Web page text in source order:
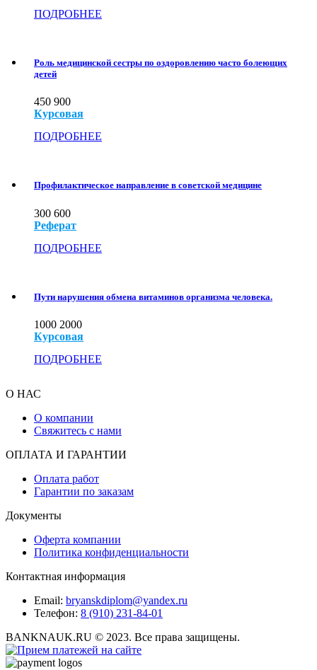
ПОДРОБНЕЕ
Роль медицинской сестры по оздоровлению часто болеющих
детей
450 900
Курсовая
ПОДРОБНЕЕ
Профилактическое направление в советской медицине
300 600
Реферат
ПОДРОБНЕЕ
Пути нарушения обмена витаминов организма человека.
1000 2000
Курсовая
ПОДРОБНЕЕ
О НАС
О компании
Свяжитесь с нами
ОПЛАТА И ГАРАНТИИ
Оплата работ
Гарантии по заказам
Документы
Оферта компании
Политика конфиденциальности
Контактная информация
Email: bryanskdiplom@yandex.ru
Телефон: 8 (910) 231-84-01
BANKNAUK.RU © 2023. Все права защищены.